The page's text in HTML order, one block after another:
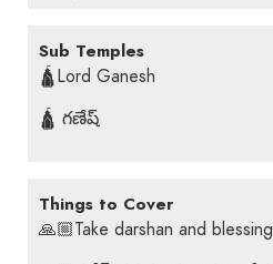
Sub Temples
🛕Lord Ganesh
🛕 గణేష్
Things to Cover
🙏🏼Take darshan and